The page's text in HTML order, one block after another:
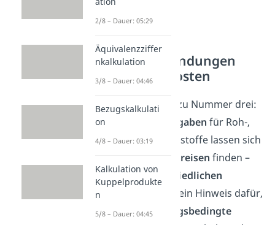
Andersaufwendungen
und Anderskosten
Kommen wir nun zu Nummer drei:
Du siehst, die
Ausgaben für Roh-,
Hilfs- und Betriebsstoffe lassen sich
beiden Rechenkreisen finden –
aber mitunterschiedlichen
Beträgen
! Das ist ein Hinweis dafür,
dass esbewertungsbedingte
2/8 – Dauer: 05:29
Äquivalenzziffer
nkalkulation
3/8 – Dauer: 04:46
Bezugskalkulati
on
4/8 – Dauer: 03:19
Kalkulation von
Kuppelprodukte
n
5/8 – Dauer: 04:45